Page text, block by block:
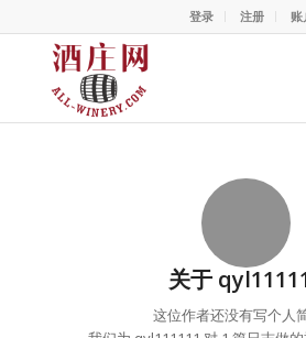
登录 注册 账
关于
这位作者还没有写个人